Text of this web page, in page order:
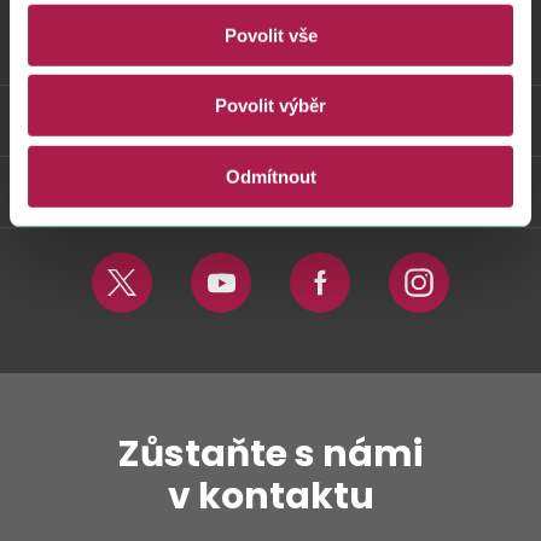
Povolit vše
Povolit výběr
Odmítnout
č.
Vybrané informace
Twitter Youtube Facebook Instagram
Zůstaňte s námi
v kontaktu